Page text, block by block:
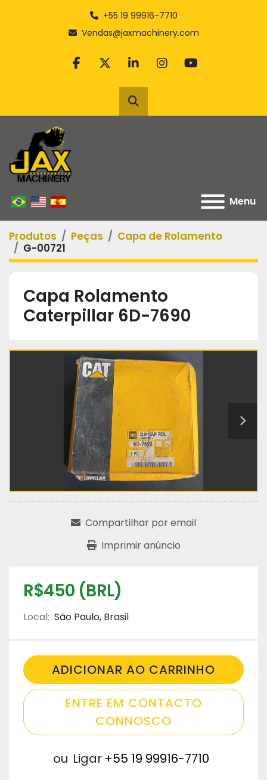
+55 19 99916-7710
Vendas@jaxmachinery.com
facebook
twitterlinkedininstagram
youtube
Pesquisar
Menu
Produtos Peças
Capa de Rolamento
G-00721
Capa Rolamento
Caterpillar 6D-7690
Compartilhar por email
Imprimir anúncio
R$450 (BRL)
Local: São Paulo, Brasil
ADICIONAR AO CARRINHO
ENTRE EM CONTACTO
CONNOSCO
ou Ligar +55 19 99916-7710